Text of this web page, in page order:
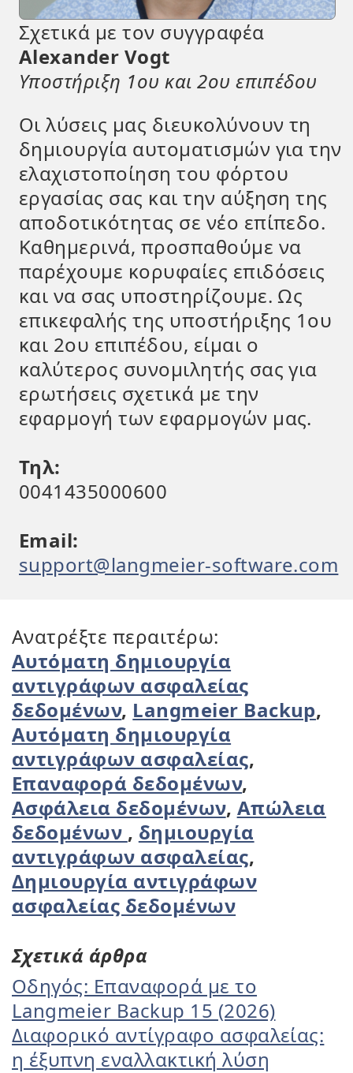
Σχετικά με τον συγγραφέα
Alexander Vogt
Υποστήριξη 1ου και 2ου επιπέδου
Οι λύσεις μας διευκολύνουν τη
δημιουργία αυτοματισμών για την
ελαχιστοποίηση του φόρτου
εργασίας σας και την αύξηση της
αποδοτικότητας σε νέο επίπεδο.
Καθημερινά, προσπαθούμε να
παρέχουμε κορυφαίες επιδόσεις
και να σας υποστηρίζουμε. Ως
επικεφαλής της υποστήριξης 1ου
και 2ου επιπέδου, είμαι ο
καλύτερος συνομιλητής σας για
ερωτήσεις σχετικά με την
εφαρμογή των εφαρμογών μας.
Τηλ:
0041435000600
Email:
support@langmeier-software.com
Ανατρέξτε περαιτέρω:
Αυτόματη δημιουργία
αντιγράφων ασφαλείας
δεδομένων, Langmeier Backup,
Αυτόματη δημιουργία
αντιγράφων ασφαλείας,
Επαναφορά δεδομένων,
Ασφάλεια δεδομένων, Απώλεια
δεδομένων , δημιουργία
αντιγράφων ασφαλείας,
Δημιουργία αντιγράφων
ασφαλείας δεδομένων
Σχετικά άρθρα
Οδηγός: Επαναφορά με το
Langmeier Backup 15 (2026)
Διαφορικό αντίγραφο ασφαλείας:
η έξυπνη εναλλακτική λύση